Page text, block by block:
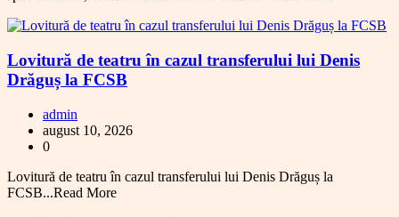
Lovitură de teatru în cazul transferului lui Denis
Drăguș la FCSB
admin
august 10, 2026
0
Lovitură de teatru în cazul transferului lui Denis Drăguș la
FCSB...Read More